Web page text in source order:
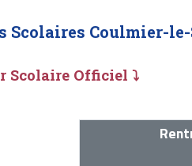
Scolaires Coulmier-le-
Scolaire Officiel ⤵